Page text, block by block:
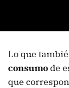
Lo que
consumo de
que